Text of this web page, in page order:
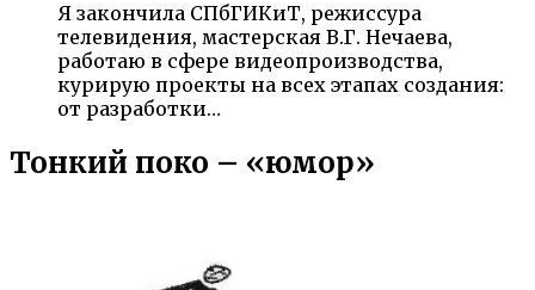
Я закончила СПбГИКиТ, режиссура
телевидения, мастерская В.Г. Нечаева,
работаю в сфере видеопроизводства,
курирую проекты на всех этапах создания:
от разработки…
Тонкий поко – «юмор»